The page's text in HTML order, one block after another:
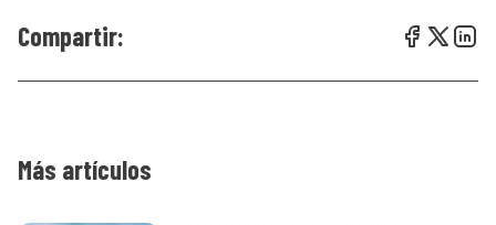
Compartir:
Más artículos